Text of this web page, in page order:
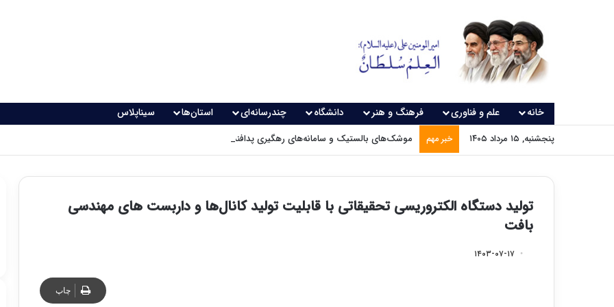
خانه علم و فناوری فرهنگ و هنر دانشگاه چندرسانه‌ای استان‌ها سیناپلاس
پنجشنبه, ۱۵ مرداد ۱۴۰۵ خبر مهم موشک‌های بالستیک و سامانه‌های رهگیری پدافندی چگونه کار می کنند؟
تولید دستگاه الکتروریسی تحقیقاتی با قابلیت تولید کانال‌ها و داربست های مهندسی
بافت
۱۴۰۳-۰۷-۱۷
چاپ